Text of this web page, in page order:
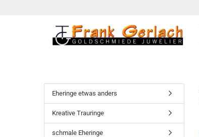
Eheringe etwas anders
Kreative Trauringe
schmale Eheringe